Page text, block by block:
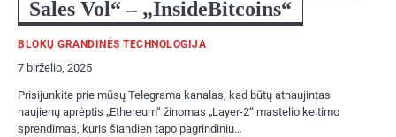
Sales Vol“ – „InsideBitcoins“
BLOKŲ GRANDINĖS TECHNOLOGIJA
7 birželio, 2025
Prisijunkite prie mūsų Telegrama kanalas, kad būtų atnaujintas
naujienų aprėptis „Ethereum“ žinomas „Layer-2“ mastelio keitimo
sprendimas, kuris šiandien tapo pagrindiniu…